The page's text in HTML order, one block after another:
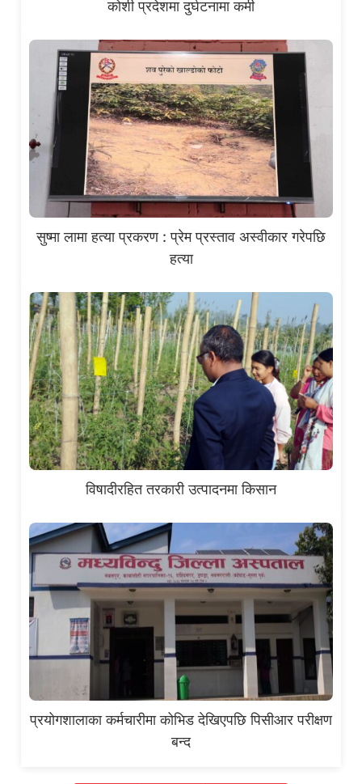
कोशी प्रदेशमा दुर्घटनामा कमी
सुष्मा लामा हत्या प्रकरण : प्रेम प्रस्ताव अस्वीकार गरेपछि
हत्या
विषादीरहित तरकारी उत्पादनमा किसान
प्रयोगशालाका कर्मचारीमा कोभिड देखिएपछि पिसीआर परीक्षण
बन्द